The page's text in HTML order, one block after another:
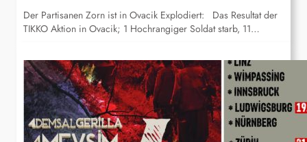
Der Partisanen Zorn ist in Ovacik Explodiert: Das Resultat der
TIKKO Aktion in Ovacik; 1 Hochrangiger Soldat starb, 11…